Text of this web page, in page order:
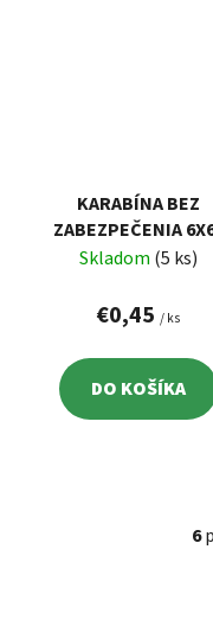
KARABÍNA BEZ
ZABEZPEČENIA
ČIERNA
Skladom (5 ks)
€0,45 / ks
DO KOŠÍKA
6